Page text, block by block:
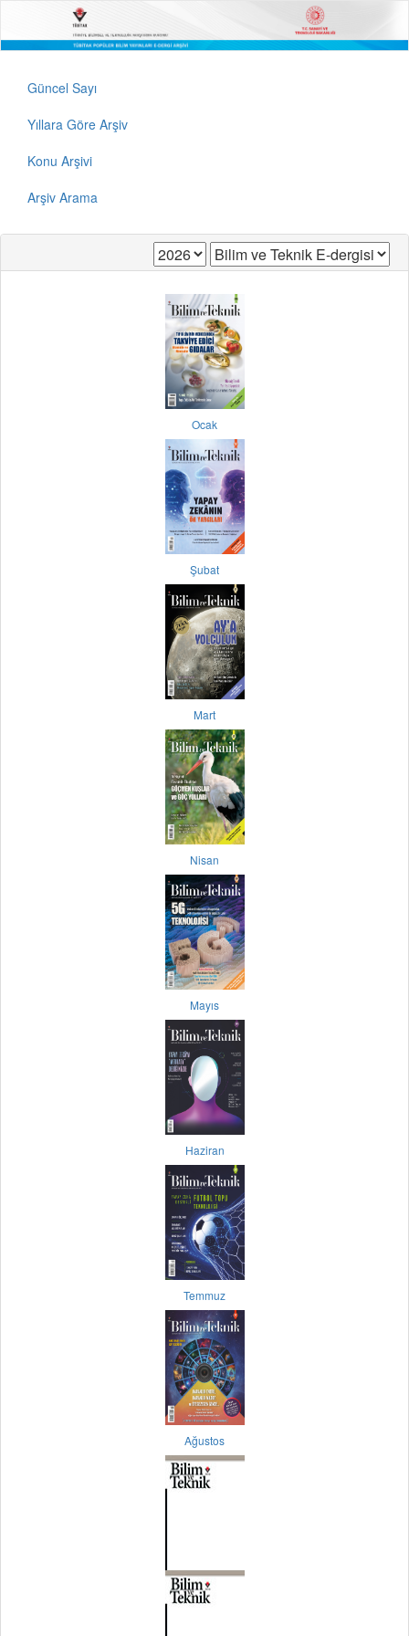
Güncel Sayı
Yıllara Göre Arşiv
Konu Arşivi
Arşiv Arama
Ocak
Şubat
Mart
Nisan
Mayıs
Haziran
Temmuz
Ağustos